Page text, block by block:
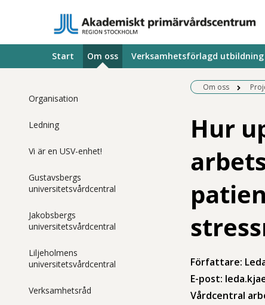
Start Om oss Verksamhetsförlagd utbildning
Organisation
Ledning
Vi är en USV-enhet!
Gustavsbergs
universitetsvårdcentral
Jakobsbergs
universitetsvårdcentral
Liljeholmens
universitetsvårdcentral
Verksamhetsråd
Om oss
Hur
Författare:
E-post:
Vårdcentral